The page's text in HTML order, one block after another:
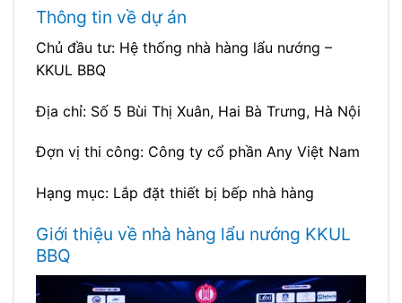
Thông tin về dự án
Chủ đầu tư: Hệ thống nhà hàng lẩu nướng –
KKUL BBQ
Địa chỉ: Số 5 Bùi Thị Xuân, Hai Bà Trưng, Hà Nội
Đợn vị thi công: Công ty cổ phần Any Việt Nam
Hạng mục: Lắp đặt thiết bị bếp nhà hàng
Giới thiệu về nhà hàng lẩu nướng KKUL
BBQ